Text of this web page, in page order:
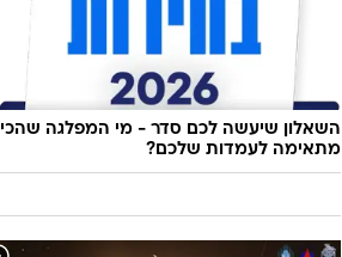
השאלון שיעשה לכם סדר - מי המפלגה שהכי
מתאימה לעמדות שלכם?